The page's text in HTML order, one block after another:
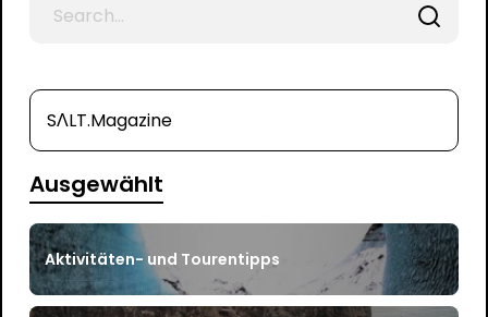
SΛLT.Magazine
Ausgewählt
Aktivitäten- und Tourentipps